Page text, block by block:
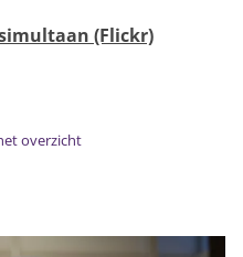
(Flickr)
overzicht